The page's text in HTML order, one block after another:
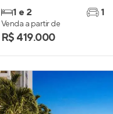
1 e 2
1
Venda a partir de
R$ 419.000